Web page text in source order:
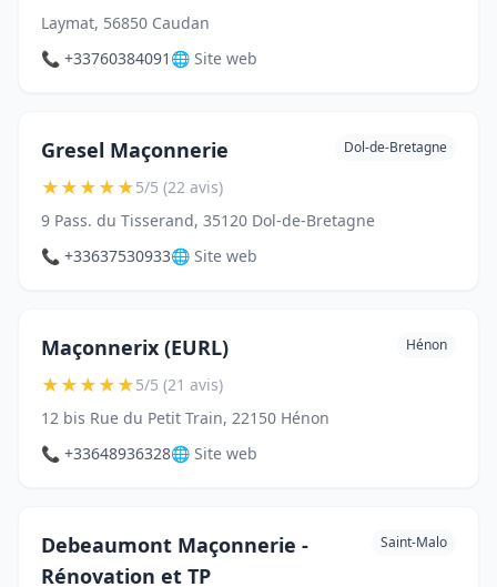
Laymat, 56850 Caudan
📞 +33760384091 🌐 Site web
Gresel Maçonnerie Dol-de-Bretagne
★★★★★5/5 (22 avis)
9 Pass. du Tisserand, 35120 Dol-de-Bretagne
📞 +33637530933🌐 Site web
Maçonnerix (EURL) Hénon
★★★★★5/5 (21 avis)
12 bis Rue du Petit Train, 22150 Hénon
📞 +33648936328🌐 Site web
Debeaumont Maçonnerie -
Rénovation et TP
Saint-Malo